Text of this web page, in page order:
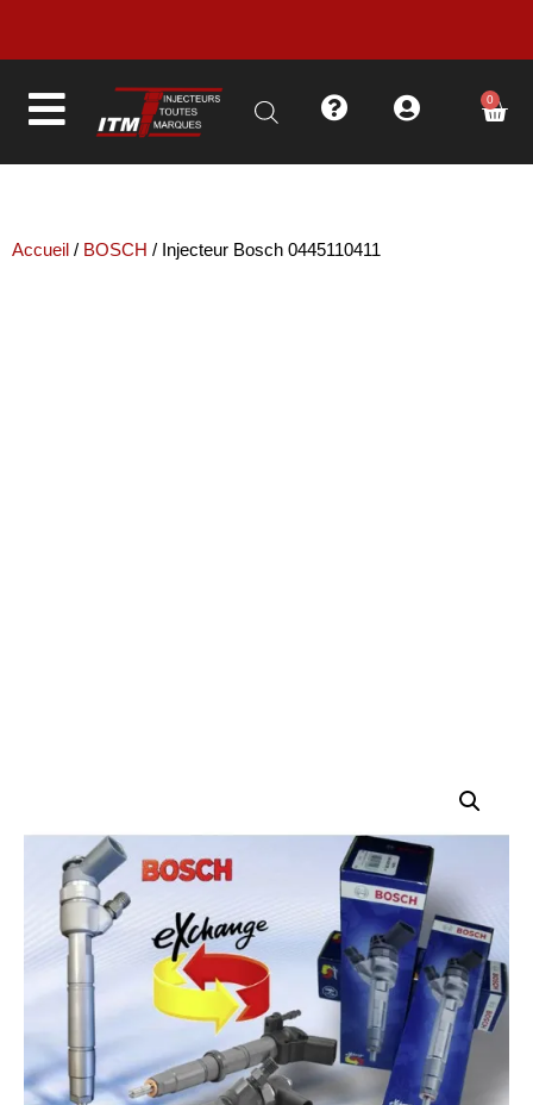
LIVRAISON EN MOINS DE 48H 0
Accueil / BOSCH / Injecteur Bosch 0445110411